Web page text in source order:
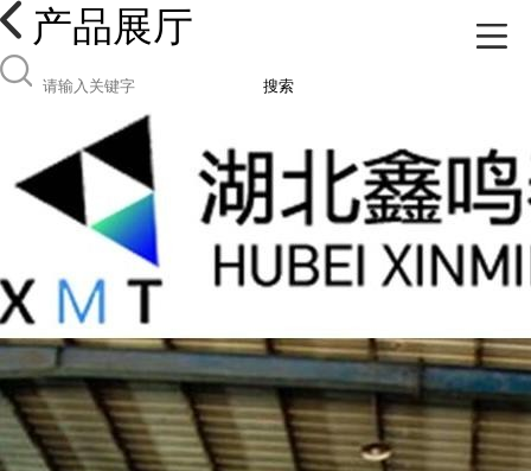
产品展厅
搜索